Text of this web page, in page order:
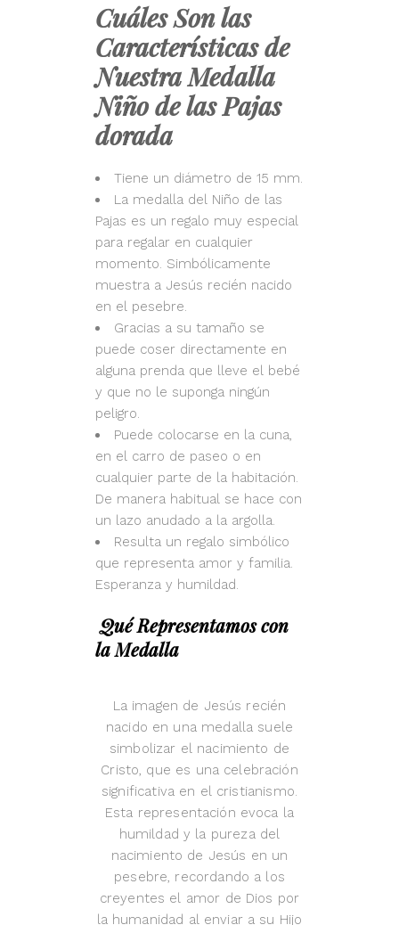
Cuáles Son las
Características de
Nuestra Medalla
Niño de las Pajas
dorada
Tiene un diámetro de 15 mm.
La medalla del Niño de las
Pajas es un regalo muy especial
para regalar en cualquier
momento. Simbólicamente
muestra a Jesús recién nacido
en el pesebre.
Gracias a su tamaño se
puede coser directamente en
alguna prenda que lleve el bebé
y que no le suponga ningún
peligro.
Puede colocarse en la cuna,
en el carro de paseo o en
cualquier parte de la habitación.
De manera habitual se hace con
un lazo anudado a la argolla.
Resulta un regalo simbólico
que representa amor y familia.
Esperanza y humildad.
Qué Representamos con
la Medalla
La imagen de Jesús recién
nacido en una medalla suele
simbolizar el nacimiento de
Cristo, que es una celebración
significativa en el cristianismo.
Esta representación evoca la
humildad y la pureza del
nacimiento de Jesús en un
pesebre, recordando a los
creyentes el amor de Dios por
la humanidad al enviar a su Hijo